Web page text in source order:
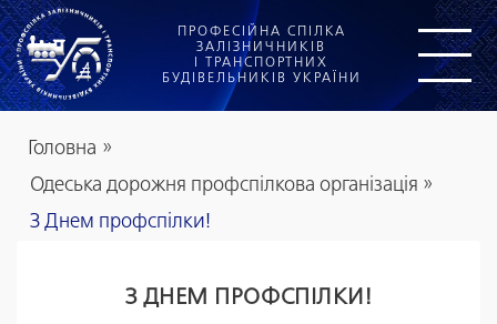
ПРОФЕСІЙНА СПІЛКА
ЗАЛІЗНИЧНИКІВ
І ТРАНСПОРТНИХ
БУДІВЕЛЬНИКІВ УКРАЇНИ
Головна »
Одеська дорожня профспілкова організація »
З Днем профспілки!
З ДНЕМ ПРОФСПІЛКИ!